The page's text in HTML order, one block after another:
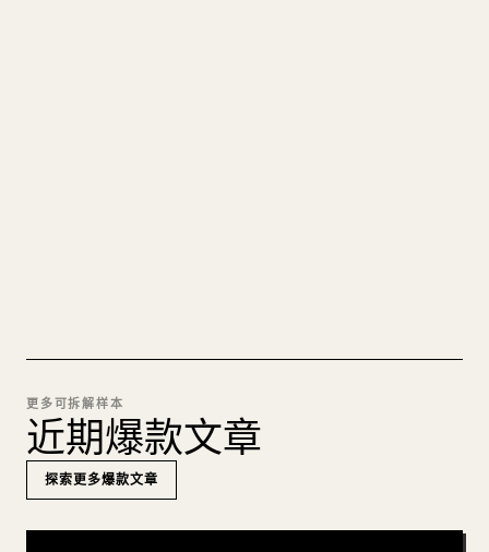
更多可拆解样本
近期爆款文章
探索更多爆款文章